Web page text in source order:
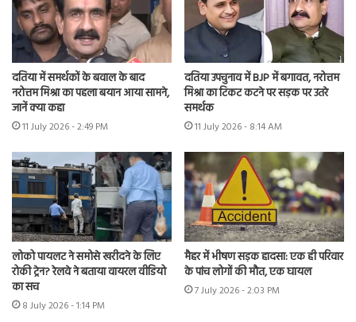
दतिया में समर्थकों के बवाल के बाद
नरोत्तम मिश्रा का पहला बयान आया सामने,
जानें क्या कहा
11 July 2026 - 2:49 PM
दतिया उपचुनाव में BJP में बगावत, नरोत्तम
मिश्रा का टिकट कटने पर सड़क पर उतरे
समर्थक
11 July 2026 - 8:14 AM
लोको पायलट ने समोसे खरीदने के लिए
रोकी ट्रेन? रेलवे ने बताया वायरल वीडियो
का सच
8 July 2026 - 1:14 PM
मैहर में भीषण सड़क हादसा: एक ही परिवार
के पांच लोगों की मौत, एक घायल
7 July 2026 - 2:03 PM